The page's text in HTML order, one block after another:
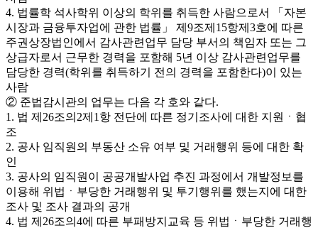
4. 법률학 석사학위 이상의 학위를 취득한 사람으로서 「자본
시장과 금융투자업에 관한 법률」 제9조제15항제3호에 따른
주권상장법인에서 감사관련업무 담당 부서의 책임자 또는 그
상급자로서 근무한 경력을 포함해 5년 이상 감사관련업무를
담당한 경력(학위를 취득하기 전의 경력을 포함한다)이 있는
사람
② 준법감시관의 업무는 다음 각 호와 같다.
1. 법 제26조의2제1항 전단에 따른 정기조사에 대한 지원ㆍ협
조
2. 공사 임직원의 부동산 소유 여부 및 거래행위 등에 대한 확
인
3. 공사의 임직원이 공공개발사업 추진 과정에서 개발정보를
이용해 위법ㆍ부당한 거래행위 및 투기행위를 했는지에 대한
조사 및 조사 결과의 공개
4. 법 제26조의4에 따른 부패방지교육 등 위법ㆍ부당한 거래행